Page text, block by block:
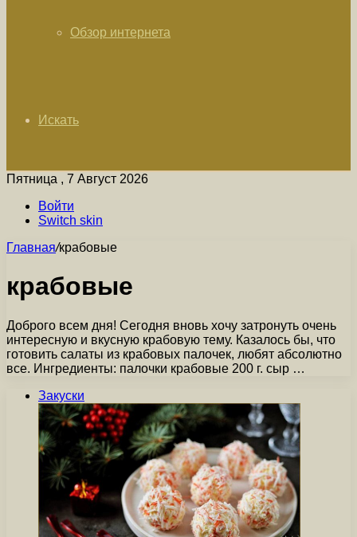
Обзор интернета
Искать
Пятница , 7 Август 2026
Войти
Switch skin
Главная/крабовые
крабовые
Доброго всем дня! Сегодня вновь хочу затронуть очень
интересную и вкусную крабовую тему. Казалось бы, что
готовить салаты из крабовых палочек, любят абсолютно
все. Ингредиенты: палочки крабовые 200 г. сыр …
Закуски